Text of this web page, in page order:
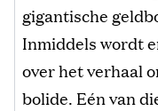
gigantische
Inmiddels wordt
over het verhaal
bolide. Eén van